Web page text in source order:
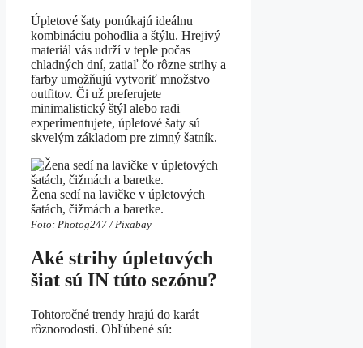
Úpletové šaty ponúkajú ideálnu
kombináciu pohodlia a štýlu. Hrejivý
materiál vás udrží v teple počas
chladných dní, zatiaľ čo rôzne strihy a
farby umožňujú vytvoriť množstvo
outfitov. Či už preferujete
minimalistický štýl alebo radi
experimentujete, úpletové šaty sú
skvelým základom pre zimný šatník.
Žena sedí na lavičke v úpletových
šatách, čižmách a baretke.
Foto: Photog247 / Pixabay
Aké strihy úpletových
šiat sú IN túto sezónu?
Tohtoročné trendy hrajú do karát
rôznorodosti. Obľúbené sú: